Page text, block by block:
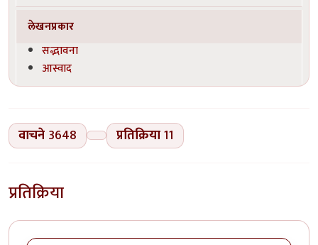
लेखनप्रकार
सद्भावना
आस्वाद
वाचने 3648 प्रतिक्रिया11
प्रतिक्रिया